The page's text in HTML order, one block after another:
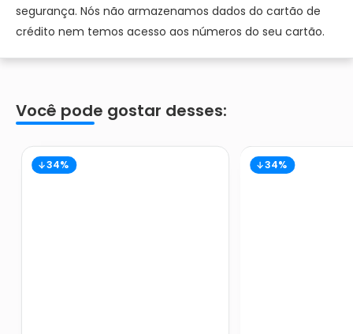
segurança. Nós não armazenamos dados do cartão de
crédito nem temos acesso aos números do seu cartão.
Você pode gostar desses:
34% 34%